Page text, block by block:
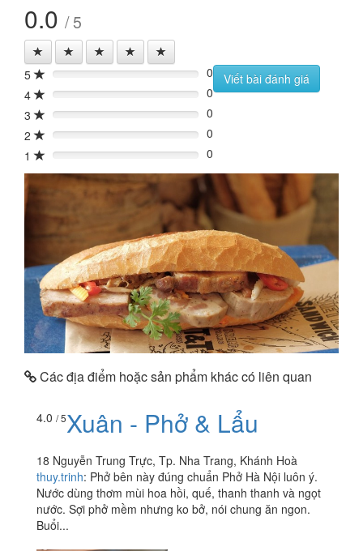
0.0 / 5
5 0%
0
4
0%
0
3
0%
0
2
0%
0
1
0% 0
Viết bài đánh giá
Các địa điểm hoặc sản phẩm khác có liên quan
4.0 / 5Xuân - Phở & Lẩu
18 Nguyễn Trung Trực, Tp. Nha Trang, Khánh Hoà
thuy.trinh: Phở bên này đúng chuẩn Phở Hà Nội luôn ý.
Nước dùng thơm mùi hoa hồi, quế, thanh thanh và ngọt
nước. Sợi phở mềm nhưng ko bở, nói chung ăn ngon.
Buổi...